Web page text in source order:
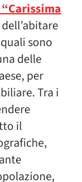
sono
delle
per
Tra i
il